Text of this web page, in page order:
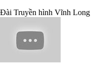
Đài Truyền hình Vĩnh Long